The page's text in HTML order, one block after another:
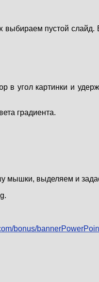
пустой
угол картинки и
градиента.
выделяем и
bonus/